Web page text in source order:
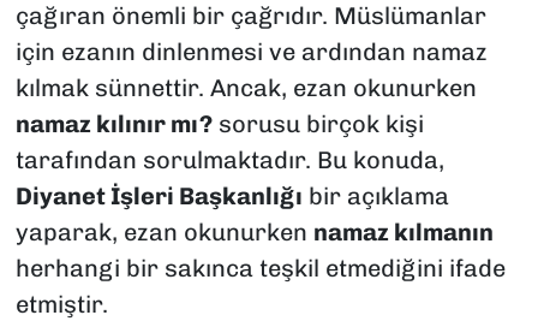
çağıran önemli bir çağrıdır. Müslümanlar
için ezanın dinlenmesi ve ardından namaz
kılmak sünnettir. Ancak, ezan okunurken
namaz kılınır mı?sorusu birçok kişi
tarafından sorulmaktadır. Bu konuda,
Diyanet İşleri Başkanlığı bir açıklama
yaparak, ezan okunurken namaz kılmanın
herhangi bir sakınca teşkil etmediğini ifade
etmiştir.